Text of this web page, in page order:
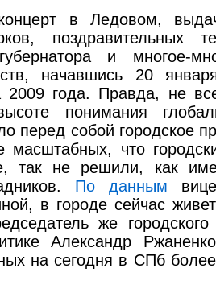
в Ледовом,
поздравительных
и многое-
начавшись 20
2009 года. Правда, не
понимания
перед собой городское
масштабных, что
так не решили, как
По данным
в городе сейчас
же
Александр
на сегодня в СПб